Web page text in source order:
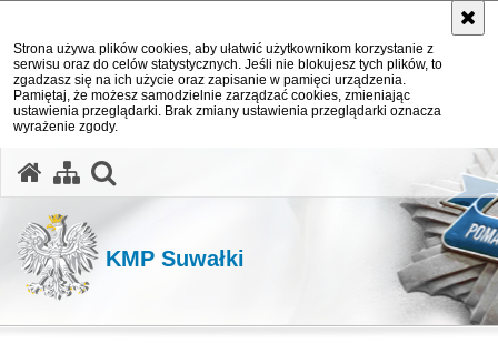
Strona używa plików cookies, aby ułatwić użytkownikom korzystanie z
serwisu oraz do celów statystycznych. Jeśli nie blokujesz tych plików, to
zgadzasz się na ich użycie oraz zapisanie w pamięci urządzenia.
Pamiętaj, że możesz samodzielnie zarządzać cookies, zmieniając
ustawienia przeglądarki. Brak zmiany ustawienia przeglądarki oznacza
wyrażenie zgody.
KMP Suwałki